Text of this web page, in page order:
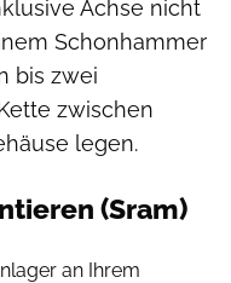
Achse nicht
Schonhammer
bis zwei
zwischen
legen.
(Sram)
an Ihrem